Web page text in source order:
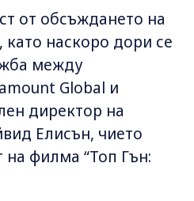
от обсъждането на
наскоро дори се
между
Global и
директор на
Елисън, чието
на филма “Топ Гън: